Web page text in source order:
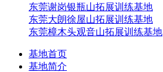
东莞谢岗银瓶山拓展训练基地
东莞大朗徐屋山拓展训练基地
东莞樟木头观音山拓展训练基地
基地首页
基地简介